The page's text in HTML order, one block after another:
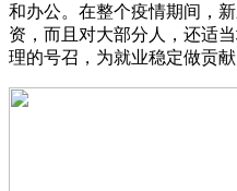
和办公。在整个疫情期间，
资，而且对大部分人，还适
理的号召，为就业稳定做贡献